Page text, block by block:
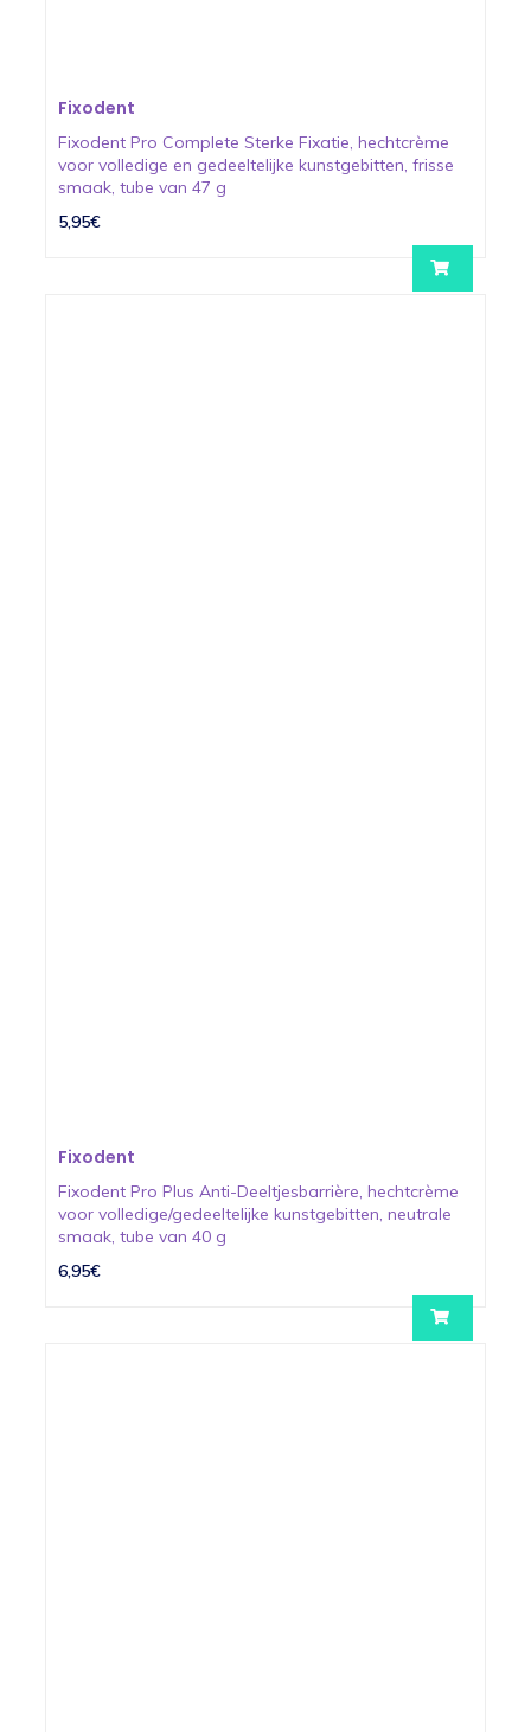
Fixodent
Fixodent Pro Complete Sterke Fixatie, hechtcrème
voor volledige en gedeeltelijke kunstgebitten, frisse
smaak, tube van 47 g
5,95€
Fixodent
Fixodent Pro Plus Anti-Deeltjesbarrière, hechtcrème
voor volledige/gedeeltelijke kunstgebitten, neutrale
smaak, tube van 40 g
6,95€